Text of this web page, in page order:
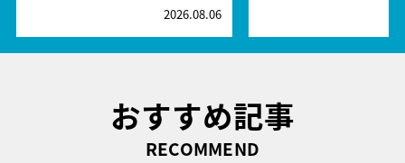
2026.08.06
おすすめ記事
RECOMMEND